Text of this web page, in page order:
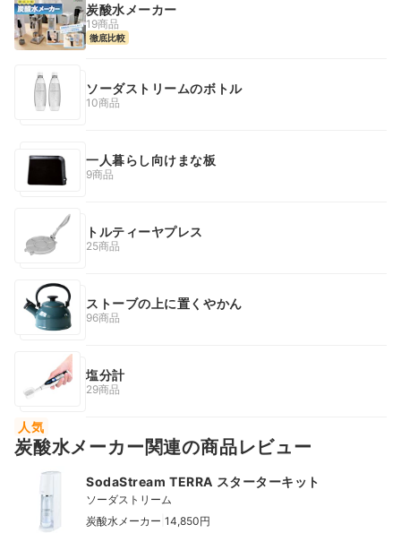
炭酸水メーカー
19商品
徹底比較
ソーダストリームのボトル
10商品
一人暮らし向けまな板
9商品
トルティーヤプレス
25商品
ストーブの上に置くやかん
96商品
塩分計
29商品
人気
炭酸水メーカー関連の商品レビュー
SodaStream TERRA スターターキット
ソーダストリーム
炭酸水メーカー 14,850円